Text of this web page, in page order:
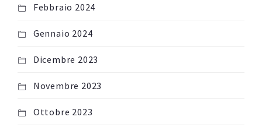
Febbraio 2024
Gennaio 2024
Dicembre 2023
Novembre 2023
Ottobre 2023